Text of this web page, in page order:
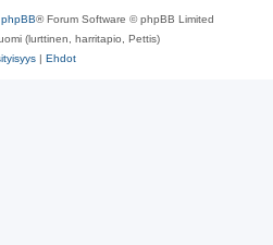
phpBB® Forum Software © phpBB Limited
(lurttinen, harritapio, Pettis)
| Ehdot